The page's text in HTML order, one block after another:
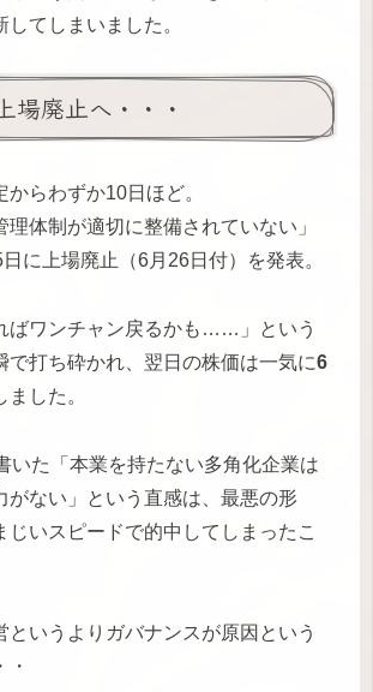
てしまいました。
場廃止へ・・・
からわずか10日ほど。
理体制が適切に整備されていない」
に上場廃止（6月26日付）を発表。
ばワンチャン戻るかも……」という
で打ち砕かれ、翌日の株価は一気に6
ました。
いた「本業を持たない多角化企業は
がない」という直感は、最悪の形
じいスピードで的中してしまったこ
というよりガバナンスが原因という
・